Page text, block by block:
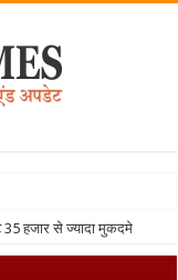
हजार से ज्यादा मुकदमे